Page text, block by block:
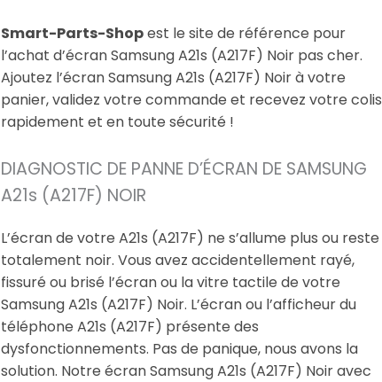
Smart-Parts-Shopest le site de référence pour
l’achat d’écran Samsung A21s (A217F) Noir pas cher.
Ajoutez l’écran Samsung A21s (A217F) Noir à votre
panier, validez votre commande et recevez votre colis
rapidement et en toute sécurité !
DIAGNOSTIC DE PANNE D’ÉCRAN DE SAMSUNG
A21s (A217F) NOIR
L’écran de votre A21s (A217F) ne s’allume plus ou reste
totalement noir. Vous avez accidentellement rayé,
fissuré ou brisé l’écran ou la vitre tactile de votre
Samsung A21s (A217F) Noir. L’écran ou l’afficheur du
téléphone A21s (A217F) présente des
dysfonctionnements. Pas de panique, nous avons la
solution. Notre écran Samsung A21s (A217F) Noir avec